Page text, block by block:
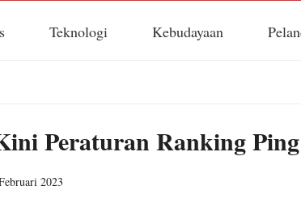
Teknologi Kebudayaan
Peraturan Ranking
2023